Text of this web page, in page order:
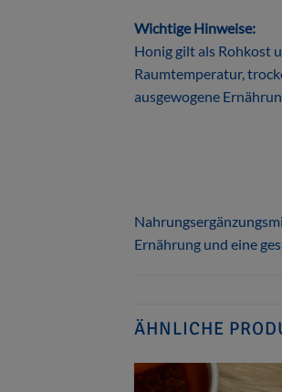
Wichtige Hinweise:
Honig gilt als Rohkost
Raumtemperatur,
ausgewogene
Ernährung und eine
ÄHNLICHE